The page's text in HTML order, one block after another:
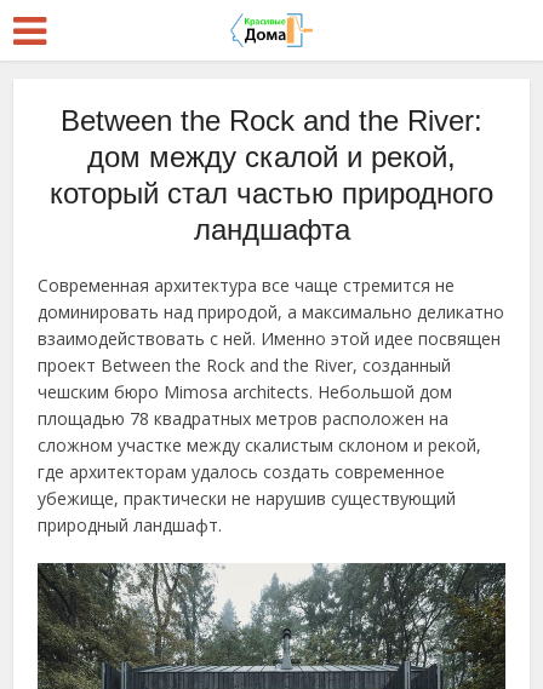
Between the Rock and the River:
дом между скалой и рекой,
который стал частью природного
ландшафта
Современная архитектура все чаще стремится не
доминировать над природой, а максимально деликатно
взаимодействовать с ней. Именно этой идее посвящен
проект Between the Rock and the River, созданный
чешским бюро Mimosa architects. Небольшой дом
площадью 78 квадратных метров расположен на
сложном участке между скалистым склоном и рекой,
где архитекторам удалось создать современное
убежище, практически не нарушив существующий
природный ландшафт.